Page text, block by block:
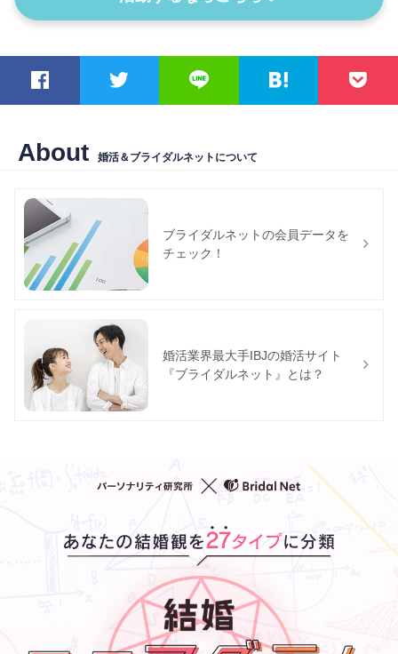
About 婚活＆ブライダルネットについて
ブライダルネットの会員データを
チェック！
婚活業界最大手IBJの婚活サイト
『ブライダルネット』とは？